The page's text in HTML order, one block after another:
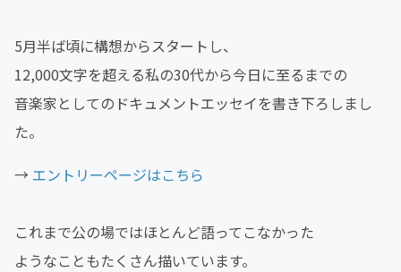
5月半ば頃に構想からスタートし、
12,000文字を超える私の30代から今日に至るまでの
音楽家としてのドキュメントエッセイを書き下ろしまし
た。
→ エントリーページはこちら
これまで公の場ではほとんど語ってこなかった
ようなこともたくさん描いています。